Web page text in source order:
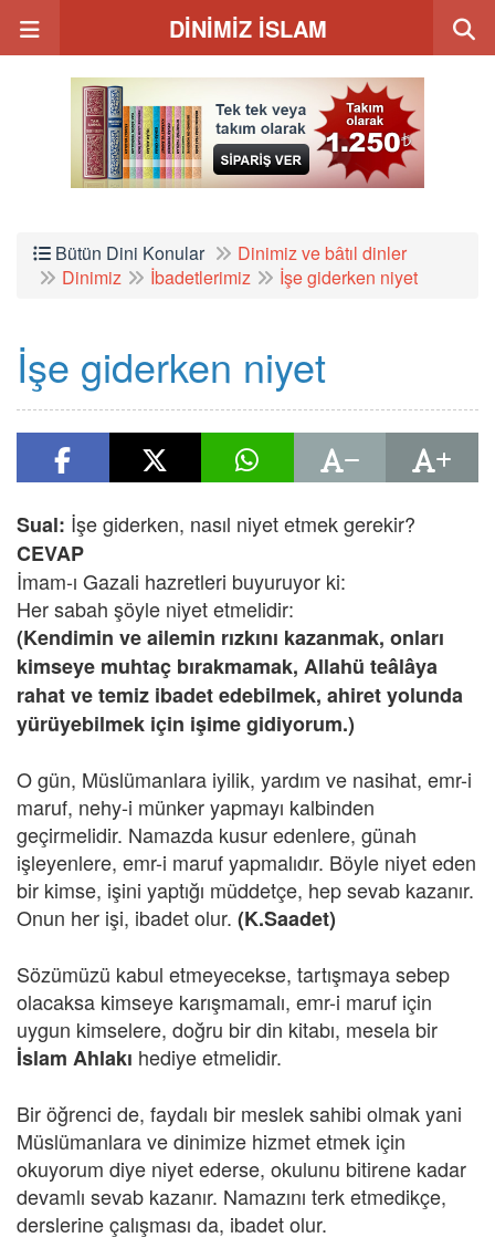
DİNİMİZ İSLAM
Bütün Dini Konular
Dinimiz ve bâtıl dinler
Dinimiz
İbadetlerimiz İşe giderken niyet
İşe giderken niyet
Sual: İşe giderken, nasıl niyet etmek gerekir?
CEVAP
İmam-ı Gazali hazretleri buyuruyor ki:
Her sabah şöyle niyet etmelidir:
(Kendimin ve ailemin rızkını kazanmak, onları
kimseye muhtaç bırakmamak, Allahü teâlâya
rahat ve temiz ibadet edebilmek, ahiret yolunda
yürüyebilmek için işime gidiyorum.)
O gün, Müslümanlara iyilik, yardım ve nasihat, emr-i
maruf, nehy-i münker yapmayı kalbinden
geçirmelidir. Namazda kusur edenlere, günah
işleyenlere, emr-i maruf yapmalıdır. Böyle niyet eden
bir kimse, işini yaptığı müddetçe, hep sevab kazanır.
Onun her işi, ibadet olur. (K.Saadet)
Sözümüzü kabul etmeyecekse, tartışmaya sebep
olacaksa kimseye karışmamalı, emr-i maruf için
uygun kimselere, doğru bir din kitabı, mesela bir
İslam Ahlakı hediye etmelidir.
Bir öğrenci de, faydalı bir meslek sahibi olmak yani
Müslümanlara ve dinimize hizmet etmek için
okuyorum diye niyet ederse, okulunu bitirene kadar
devamlı sevab kazanır. Namazını terk etmedikçe,
derslerine çalışması da, ibadet olur.